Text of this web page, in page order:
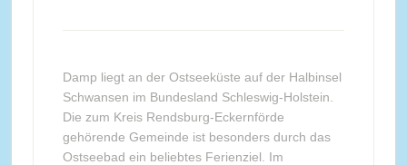
Damp liegt an der Ostseeküste auf der Halbinsel
Schwansen im Bundesland Schleswig-Holstein.
Die zum Kreis Rendsburg-Eckernförde
gehörende Gemeinde ist besonders durch das
Ostseebad ein beliebtes Ferienziel. Im